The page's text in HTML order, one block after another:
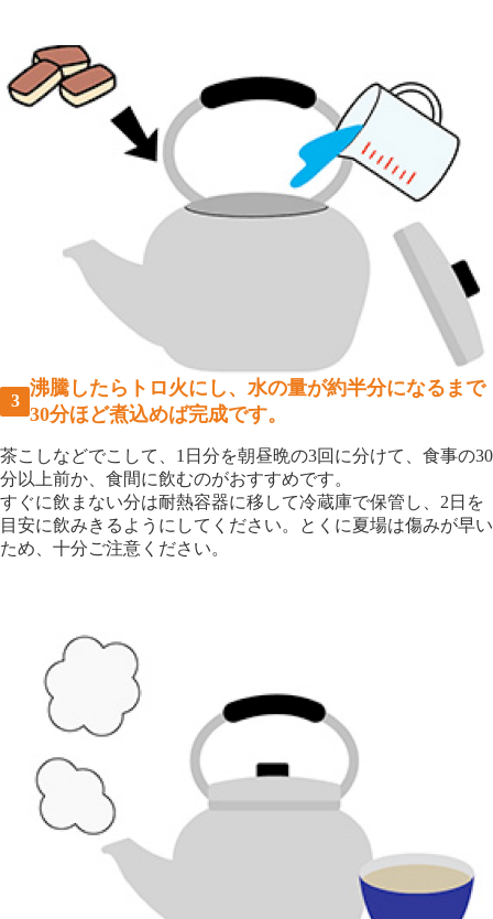
沸騰したらトロ火にし、水の量が約半分になるまで
30分ほど煮込めば完成です。
茶こしなどでこして、1日分を朝昼晩の3回に分けて、食事の30
分以上前か、食間に飲むのがおすすめです。
すぐに飲まない分は耐熱容器に移して冷蔵庫で保管し、2日を
目安に飲みきるようにしてください。とくに夏場は傷みが早い
ため、十分ご注意ください。